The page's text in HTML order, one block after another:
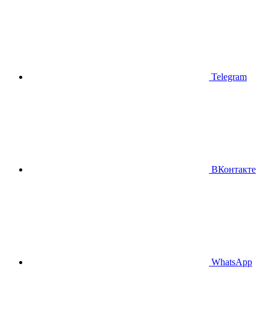
Telegram
ВКонтакте
WhatsApp